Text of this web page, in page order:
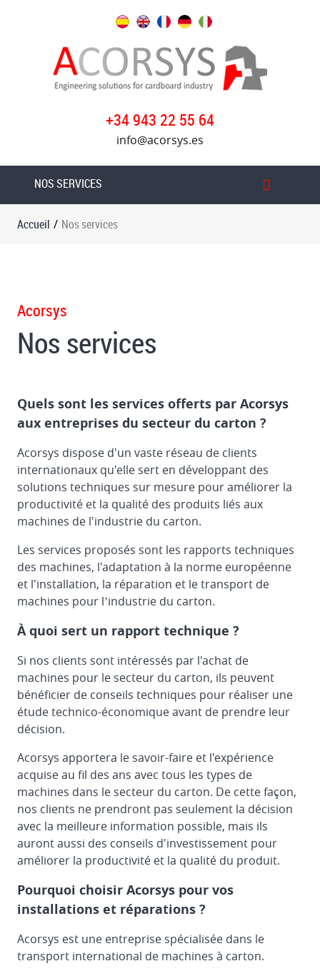
+34 943 22 55 64
info@acorsys.es
NOS SERVICES
services
Oversys
groupe
Contact
Accueil / Nos services
Acorsys
Nos services
Quels sont les services offerts par Acorsys
aux entreprises du secteur du carton ?
Acorsys dispose d'un vaste réseau de clients
internationaux qu'elle sert en développant des
solutions techniques sur mesure pour améliorer la
productivité et la qualité des produits liés aux
machines de l'industrie du carton.
Les services proposés sont les rapports techniques
des machines, l'adaptation à la norme européenne
et l'installation, la réparation et le transport de
machines pour l’industrie du carton.
À quoi sert un rapport technique ?
Si nos clients sont intéressés par l'achat de
machines pour le secteur du carton, ils peuvent
bénéficier de conseils techniques pour réaliser une
étude technico-économique avant de prendre leur
décision.
Acorsys apportera le savoir-faire et l'expérience
acquise au fil des ans avec tous les types de
machines dans le secteur du carton. De cette façon,
nos clients ne prendront pas seulement la décision
avec la meilleure information possible, mais ils
auront aussi des conseils d'investissement pour
améliorer la productivité et la qualité du produit.
Pourquoi choisir Acorsys pour vos
installations et réparations ?
Acorsys est une entreprise spécialisée dans le
transport international de machines à carton.